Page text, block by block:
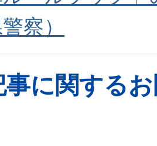
察）
事に関する